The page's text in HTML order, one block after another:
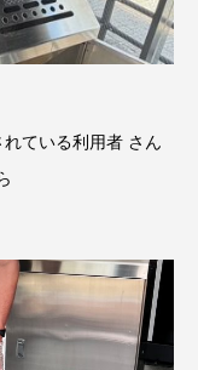
ている利用者 さん
レイス